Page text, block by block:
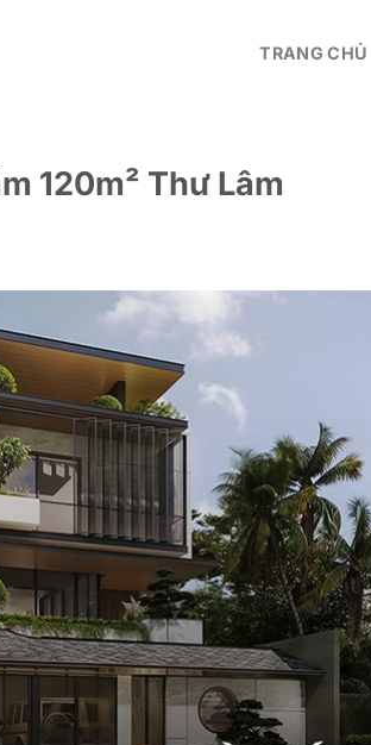
TRANG CHỦ
120m² Thư Lâm